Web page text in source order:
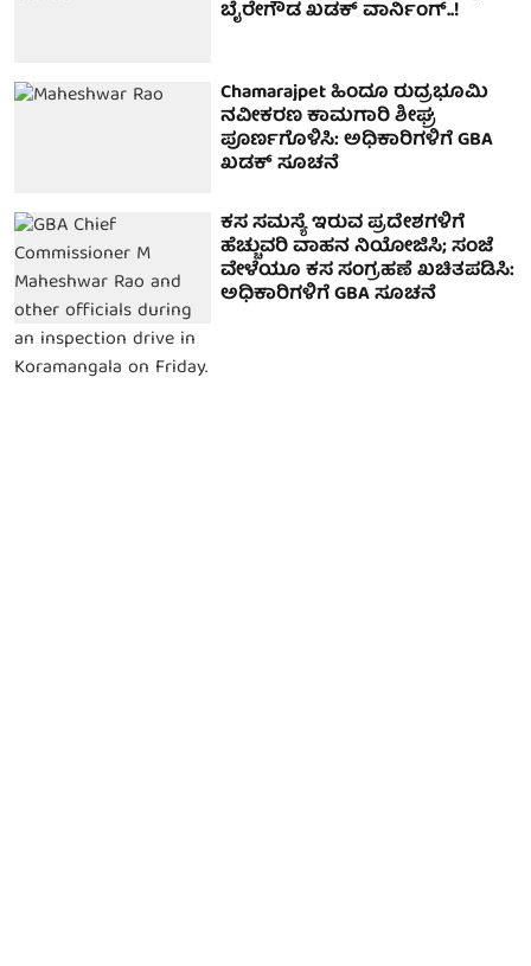
ಬೈರೇಗೌಡ ಖಡಕ್ ವಾರ್ನಿಂಗ್..!
Chamarajpet ಹಿಂದೂ ರುದ್ರಭೂಮಿ
ನವೀಕರಣ ಕಾಮಗಾರಿ ಶೀಘ್ರ
ಪೂರ್ಣಗೊಳಿಸಿ: ಅಧಿಕಾರಿಗಳಿಗೆ GBA
ಖಡಕ್ ಸೂಚನೆ
ಕಸ ಸಮಸ್ಯೆ ಇರುವ ಪ್ರದೇಶಗಳಿಗೆ
ಹೆಚ್ಚುವರಿ ವಾಹನ ನಿಯೋಜಿಸಿ; ಸಂಜೆ
ವೇಳೆಯೂ ಕಸ ಸಂಗ್ರಹಣೆ ಖಚಿತಪಡಿಸಿ:
ಅಧಿಕಾರಿಗಳಿಗೆ GBA ಸೂಚನೆ